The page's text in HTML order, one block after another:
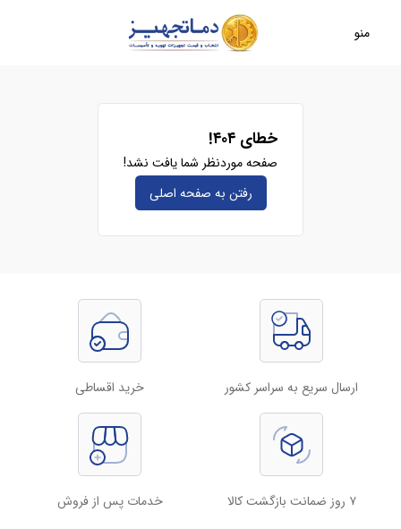
منو
خطای ۴۰۴!
صفحه موردنظر شما یافت نشد!
رفتن به صفحه‌ اصلی
ارسال سریع به سراسر کشور خرید اقساطی
۷ روز ضمانت بازگشت کالا خدمات پس از فروش